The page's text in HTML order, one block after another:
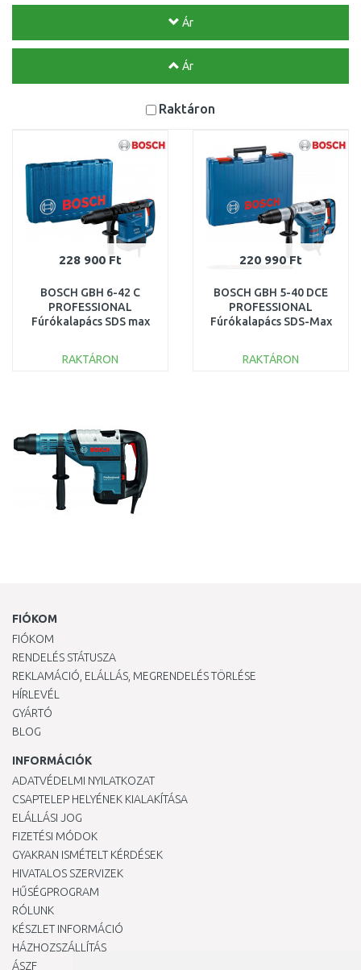
Ár
Ár
Raktáron
228 900 Ft
BOSCH GBH 6-42 C
PROFESSIONAL
Fúrókalapács SDS max
RAKTÁRON
220 990 Ft
BOSCH GBH 5-40 DCE
PROFESSIONAL
Fúrókalapács SDS-Max
RAKTÁRON
FIÓKOM
FIÓKOM
RENDELÉS STÁTUSZA
REKLAMÁCIÓ, ELÁLLÁS, MEGRENDELÉS TÖRLÉSE
HÍRLEVÉL
GYÁRTÓ
BLOG
INFORMÁCIÓK
ADATVÉDELMI NYILATKOZAT
CSAPTELEP HELYÉNEK KIALAKÍTÁSA
ELÁLLÁSI JOG
FIZETÉSI MÓDOK
GYAKRAN ISMÉTELT KÉRDÉSEK
HIVATALOS SZERVIZEK
HŰSÉGPROGRAM
RÓLUNK
KÉSZLET INFORMÁCIÓ
HÁZHOZSZÁLLÍTÁS
ÁSZF